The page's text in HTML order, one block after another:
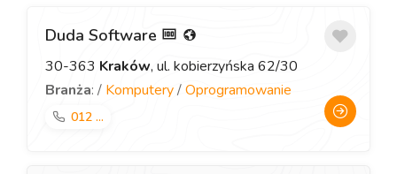
Duda Software
30-363 Kraków, ul. kobierzyńska 62/30
Branża: / Komputery/Oprogramowanie
012 ...